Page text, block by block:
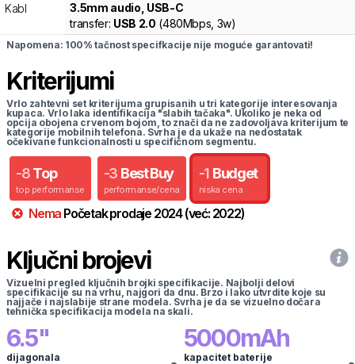
Kabl
3.5mm audio, USB-C
transfer: USB 2.0 (480Mbps, 3w)
Napomena: 100% tačnost specifkacije nije moguće garantovati!
Kriterijumi
Vrlo zahtevni set kriterijuma grupisanih u tri kategorije interesovanja
kupaca. Vrlo laka identifikacija "slabih tačaka". Ukoliko je neka od
opcija obojena crvenom bojom, to znači da ne zadovoljava kriterijum te
kategorije mobilnih telefona. Svrha je da ukaže na nedostatak
očekivane funkcionalnosti u specifičnom segmentu.
-8 Top
top performanse
-3 Best Buy
performanse/cena
-1 Budget
niska cena
Nema Početak prodaje 2024(već: 2022)
Ključni brojevi
Vizuelni pregled ključnih brojki specifikacije. Najbolji delovi
specifikacije su na vrhu, najgori da dnu. Brzo i lako utvrdite koje su
najjače i najslabije strane modela. Svrha je da se vizuelno dočara
tehnička specifikacija modela na skali.
6.5"
dijagonala
5000mAh
kapacitet baterije